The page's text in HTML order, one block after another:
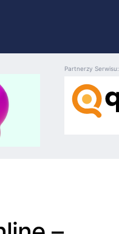
Partnerzy Serwisu: